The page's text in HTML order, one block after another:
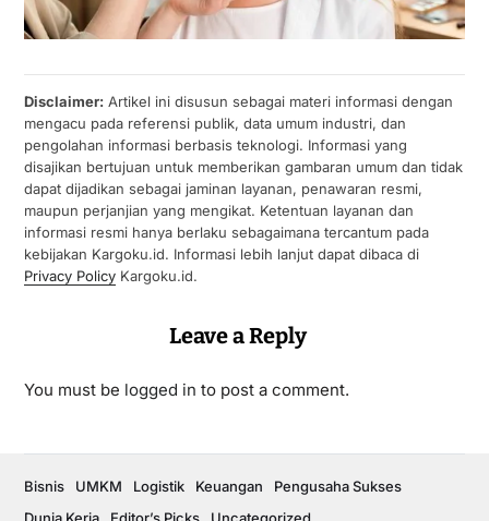
Disclaimer:Artikel ini disusun sebagai materi informasi dengan
mengacu pada referensi publik, data umum industri, dan
pengolahan informasi berbasis teknologi. Informasi yang
disajikan bertujuan untuk memberikan gambaran umum dan tidak
dapat dijadikan sebagai jaminan layanan, penawaran resmi,
maupun perjanjian yang mengikat. Ketentuan layanan dan
informasi resmi hanya berlaku sebagaimana tercantum pada
kebijakan Kargoku.id. Informasi lebih lanjut dapat dibaca di
Privacy PolicyKargoku.id.
Leave a Reply
You must be logged in to post a comment.
Bisnis UMKM Logistik Keuangan
Pengusaha Sukses
Dunia Kerja
Editor’s Picks Uncategorized